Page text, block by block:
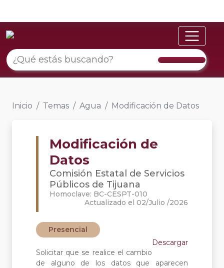
Inicio Temas Agua Modificación de Datos
Modificación de
Datos
Comisión Estatal de Servicios
Públicos de Tijuana
Homoclave: BC-CESPT-010
Actualizado el 02/Julio /2026
Presencial
Descargar
Solicitar que se realice el cambio
de alguno de los datos que aparecen